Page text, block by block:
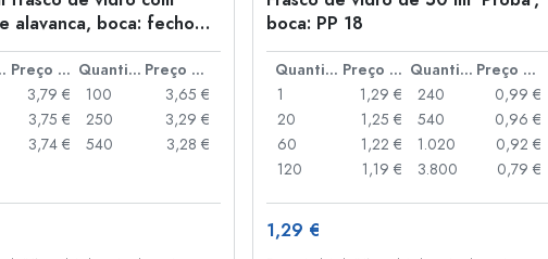
alavanca, boca: fecho
Preço por peça Quantidade
Preço por peça
3,79 €
3,75 €
3,74 €
100
3,65 €
250
3,29 €
540
3,28 €
boca: PP 18
Quantidade Preço por peça Quantidade
Preço por peça
1
1,29 €
20
1,25 €
60
1,22 €
120
1,19 €
240
0,99 €
540
0,96 €
1.020
0,92 €
3.800
0,79 €
1,29 €